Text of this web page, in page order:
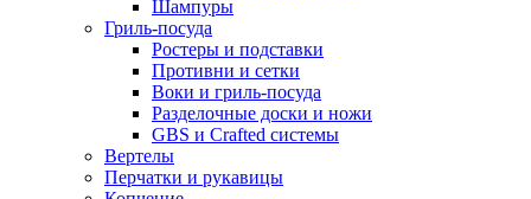
Шампуры
Гриль-посуда
Ростеры и подставки
Противни и сетки
Воки и гриль-посуда
Разделочные доски и ножи
GBS и Crafted системы
Вертелы
Перчатки и рукавицы